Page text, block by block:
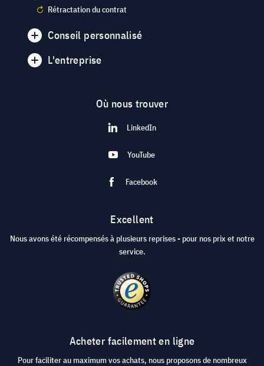
Rétractation du contrat
Conseil personnalisé
L'entreprise
Où nous trouver
LinkedIn
YouTube
Facebook
Excellent
Nous avons été récompensés à plusieurs reprises - pour nos prix et notre
service.
Acheter facilement en ligne
Pour faciliter au maximum vos achats, nous proposons de nombreux